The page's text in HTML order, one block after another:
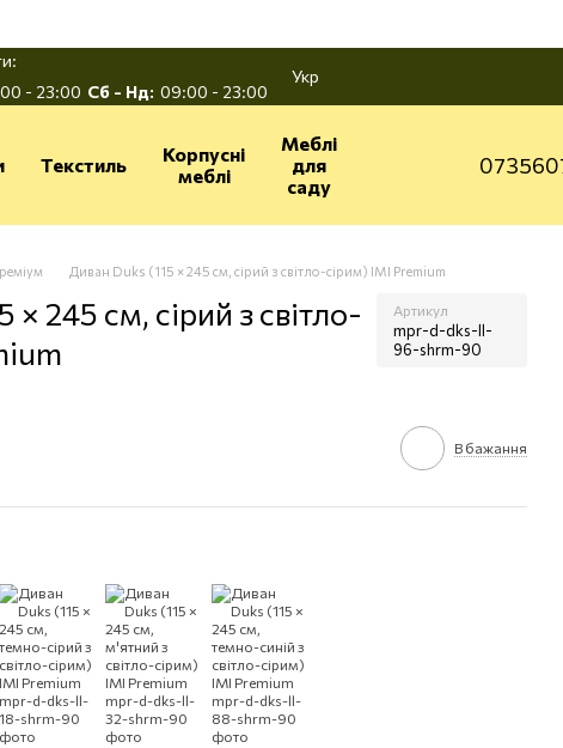
- 23:00 Сб - Нд: 09:00 - 23:00
Укр
Текстиль
Корпусні
меблі
Меблі
для
саду
Диван Duks (115 × 245 см, сірий з світло-сірим) IMI Premium
× 245 см, сірий з світло-
Артикул
mpr-d-dks-ll-
96-shrm-90
В бажання